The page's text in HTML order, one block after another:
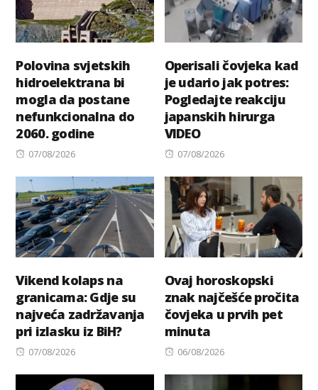
Polovina svjetskih
hidroelektrana bi
mogla da postane
nefunkcionalna do
2060. godine
Posted
07/08/2026
Operisali čovjeka kad
je udario jak potres:
Pogledajte reakciju
japanskih hirurga
VIDEO
Posted
07/08/2026
Vikend kolaps na
granicama: Gdje su
najveća zadržavanja
pri izlasku iz BiH?
Posted
07/08/2026
Ovaj horoskopski
znak najčešće pročita
čovjeka u prvih pet
minuta
Posted
06/08/2026